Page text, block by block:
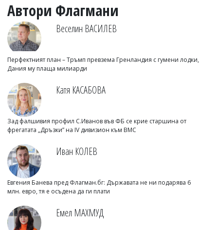
Автори Флагмани
Веселин ВАСИЛЕВ
Перфектният план – Тръмп превзема Гренландия с гумени лодки,
Дания му плаща милиарди
Катя КАСАБОВА
Зад фалшивия профил С.Иванов във ФБ се крие старшина от
фрегатата „Дръзки” на IV дивизион към ВМС
Иван КОЛЕВ
Евгения Банева пред Флагман.бг: Държавата не ни подарява 6
млн. евро, тя е осъдена да ги плати
Емел МАХМУД